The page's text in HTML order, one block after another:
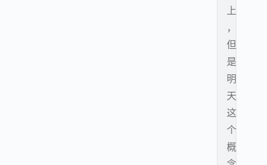
上
，
但
是
明
天
这
个
概